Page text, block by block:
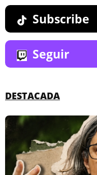
Subscribe
Seguir
DESTACADA